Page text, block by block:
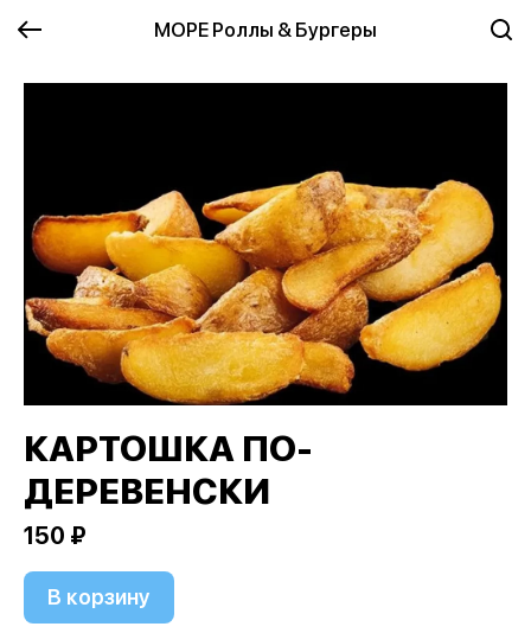
МОРЕ Роллы & Бургеры
КАРТОШКА ПО-
ДЕРЕВЕНСКИ
150 ₽
В корзину